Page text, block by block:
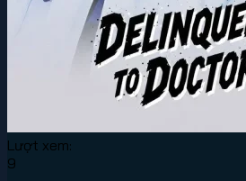
Lượt xem:
9